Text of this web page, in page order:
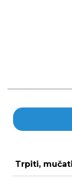
Trpiti,